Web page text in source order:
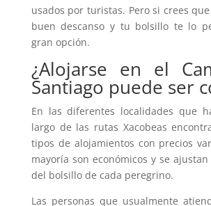
usados por turistas. Pero si crees
buen descanso y tu bolsillo te lo
gran opción.
¿Alojarse en el
Santiago puede ser
En las diferentes localidades que
largo de las rutas Xacobeas
tipos de alojamientos con precios
mayoría son económicos y se
del bolsillo de cada peregrino.
Las personas que usualmente